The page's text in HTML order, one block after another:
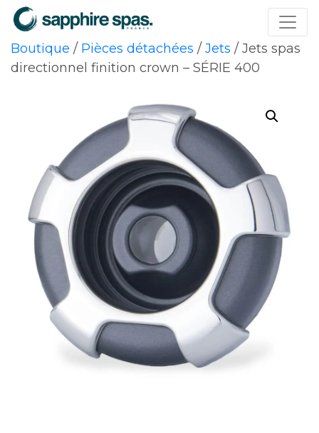
Boutique / Pièces détachées /Jets / Jets spas
directionnel finition crown – SÉRIE 400
Panneau de gestion des cookies